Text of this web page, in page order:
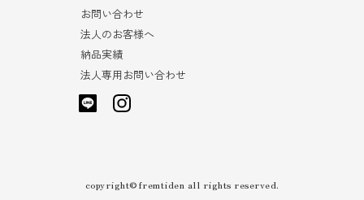
お問い合わせ
法人のお客様へ
納品実績
法人専用お問い合わせ
copyright©fremtiden all rights reserved.